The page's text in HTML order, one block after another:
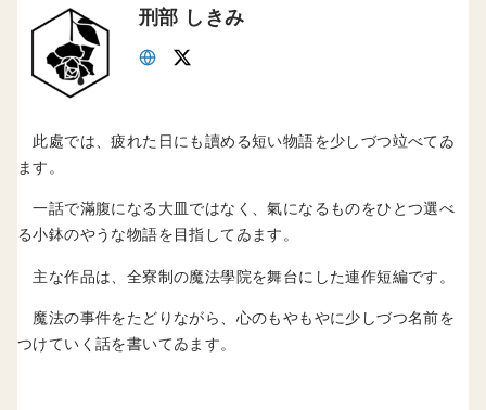
刑部 しきみ
此處では、疲れた日にも讀める短い物語を少しづつ竝べてゐ
ます。
一話で滿腹になる大皿ではなく、氣になるものをひとつ選べ
る小鉢のやうな物語を目指してゐます。
主な作品は、全寮制の魔法學院を舞台にした連作短編です。
魔法の事件をたどりながら、心のもやもやに少しづつ名前を
つけていく話を書いてゐます。